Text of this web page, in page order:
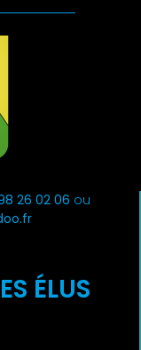
26 02 06 ou
ÉLUS